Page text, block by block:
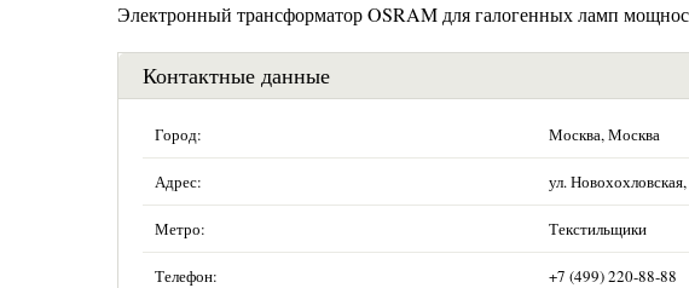
Электронный трансформатор OSRAM для галогенных ламп
Контактные данные
Город: Москва, Москва
Адрес: ул.
Метро: Текстильщики
Телефон: +7 (499) 220-88-88